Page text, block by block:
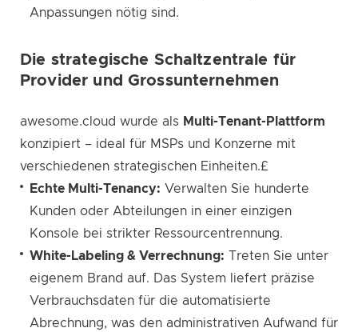
Anpassungen nötig sind.
Die strategische Schaltzentrale für
Provider und Grossunternehmen
awesome.cloud wurde als Multi-Tenant-Plattform
konzipiert – ideal für MSPs und Konzerne mit
verschiedenen strategischen Einheiten.£
Echte Multi-Tenancy: Verwalten Sie hunderte
Kunden oder Abteilungen in einer einzigen
Konsole bei strikter Ressourcentrennung.
White-Labeling & Verrechnung: Treten Sie unter
eigenem Brand auf. Das System liefert präzise
Verbrauchsdaten für die automatisierte
Abrechnung, was den administrativen Aufwand für